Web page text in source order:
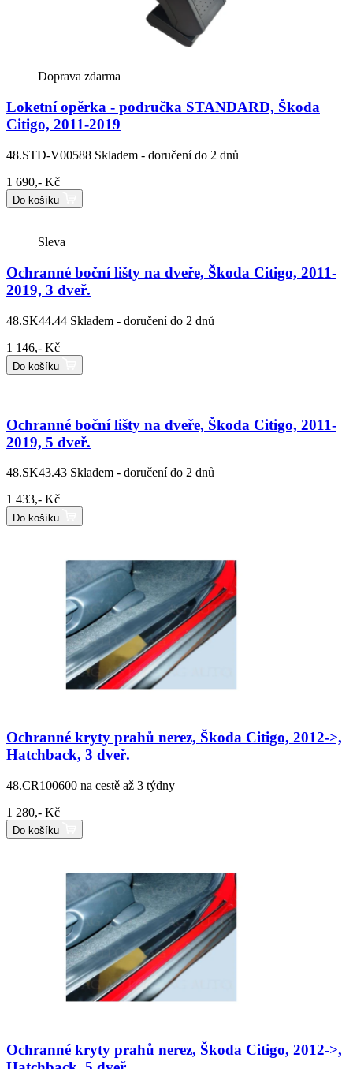
Doprava zdarma
Loketní opěrka - područka STANDARD, Škoda
Citigo, 2011-2019
48.STD-V00588 Skladem - doručení do 2 dnů
1 690,- Kč
Do košíku
Sleva
Ochranné boční lišty na dveře, Škoda Citigo, 2011-
2019, 3 dveř.
48.SK44.44 Skladem - doručení do 2 dnů
1 146,- Kč
Do košíku
Ochranné boční lišty na dveře, Škoda Citigo, 2011-
2019, 5 dveř.
48.SK43.43 Skladem - doručení do 2 dnů
1 433,- Kč
Do košíku
Ochranné kryty prahů nerez, Škoda Citigo, 2012->,
Hatchback, 3 dveř.
48.CR100600 na cestě až 3 týdny
1 280,- Kč
Do košíku
Ochranné kryty prahů nerez, Škoda Citigo, 2012->,